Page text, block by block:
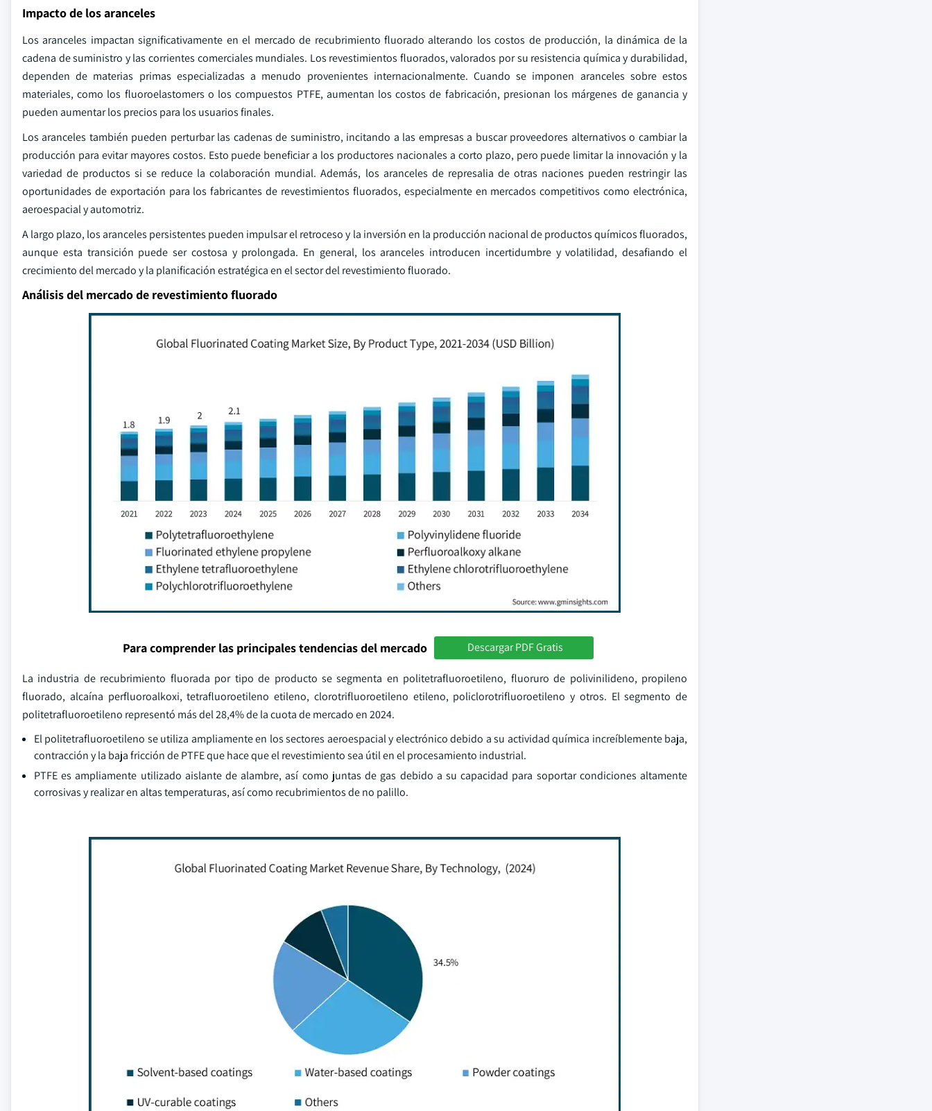
Impacto de los aranceles
Los aranceles impactan significativamente en el mercado de recubrimiento fluorado alterando los costos de producción, la dinámica de la
cadena de suministro y las corrientes comerciales mundiales. Los revestimientos fluorados, valorados por su resistencia química y durabilidad,
dependen de materias primas especializadas a menudo provenientes internacionalmente. Cuando se imponen aranceles sobre estos
materiales, como los fluoroelastomers o los compuestos PTFE, aumentan los costos de fabricación, presionan los márgenes de ganancia y
pueden aumentar los precios para los usuarios finales.
Los aranceles también pueden perturbar las cadenas de suministro, incitando a las empresas a buscar proveedores alternativos o cambiar la
producción para evitar mayores costos. Esto puede beneficiar a los productores nacionales a corto plazo, pero puede limitar la innovación y la
variedad de productos si se reduce la colaboración mundial. Además, los aranceles de represalia de otras naciones pueden restringir las
oportunidades de exportación para los fabricantes de revestimientos fluorados, especialmente en mercados competitivos como electrónica,
aeroespacial y automotriz.
A largo plazo, los aranceles persistentes pueden impulsar el retroceso y la inversión en la producción nacional de productos químicos fluorados,
aunque esta transición puede ser costosa y prolongada. En general, los aranceles introducen incertidumbre y volatilidad, desafiando el
crecimiento del mercado y la planificación estratégica en el sector del revestimiento fluorado.
Análisis del mercado de revestimiento fluorado
Para comprender las principales tendencias del mercado Descargar PDF Gratis
La industria de recubrimiento fluorada por tipo de producto se segmenta en politetrafluoroetileno, fluoruro de polivinilideno, propileno
fluorado, alcaína perfluoroalkoxi, tetrafluoroetileno etileno, clorotrifluoroetileno etileno, policlorotrifluoroetileno y otros. El segmento de
politetrafluoroetileno representó más del 28,4% de la cuota de mercado en 2024.
El politetrafluoroetileno se utiliza ampliamente en los sectores aeroespacial y electrónico debido a su actividad química increíblemente baja,
contracción y la baja fricción de PTFE que hace que el revestimiento sea útil en el procesamiento industrial.
PTFE es ampliamente utilizado aislante de alambre, así como juntas de gas debido a su capacidad para soportar condiciones altamente
corrosivas y realizar en altas temperaturas, así como recubrimientos de no palillo.